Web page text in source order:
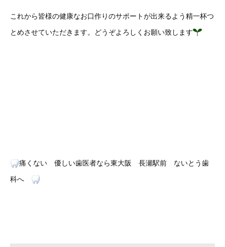
これから皆様の健康なお口作りのサポートが出来るよう精一杯つ
とめさせていただきます。どうぞよろしくお願い致します
痛くない 優しい歯医者なら東大阪 長瀬駅前 ないとう歯
科へ